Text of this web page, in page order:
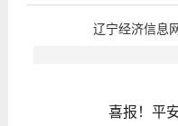
辽宁经济信息网
喜报！平